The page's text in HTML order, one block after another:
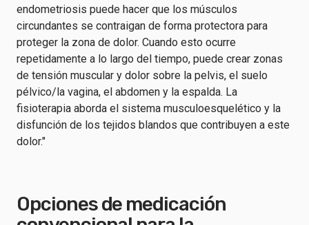
endometriosis puede hacer que los músculos
circundantes se contraigan de forma protectora para
proteger la zona de dolor. Cuando esto ocurre
repetidamente a lo largo del tiempo, puede crear zonas
de tensión muscular y dolor sobre la pelvis, el suelo
pélvico/la vagina, el abdomen y la espalda. La
fisioterapia aborda el sistema musculoesquelético y la
disfunción de los tejidos blandos que contribuyen a este
dolor."
Opciones de medicación